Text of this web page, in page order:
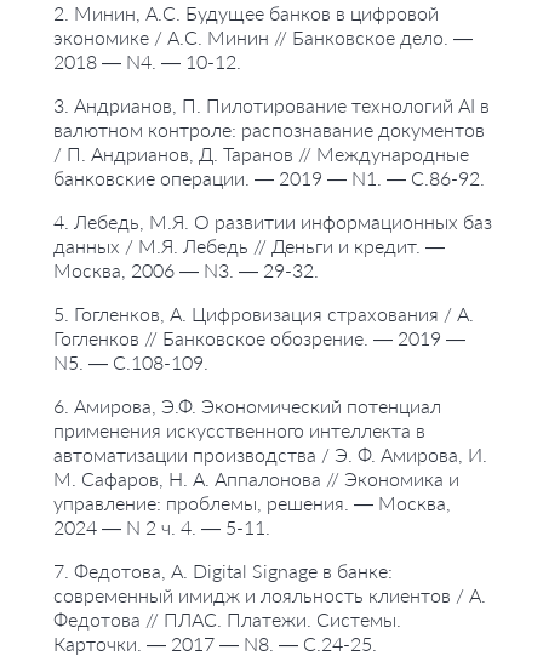
2. Минин, А.С. Будущее банков в цифровой
экономике / А.С. Минин // Банковское дело. —
2018 — N4. — 10-12.
3. Андрианов, П. Пилотирование технологий AI в
валютном контроле: распознавание документов
/ П. Андрианов, Д. Таранов // Международные
банковские операции. — 2019 — N1. — С.86-92.
4. Лебедь, М.Я. О развитии информационных баз
данных / М.Я. Лебедь // Деньги и кредит. —
Москва, 2006 — N3. — 29-32.
5. Гогленков, А. Цифровизация страхования / А.
Гогленков // Банковское обозрение. — 2019 —
N5. — С.108-109.
6. Амирова, Э.Ф. Экономический потенциал
применения искусственного интеллекта в
автоматизации производства / Э. Ф. Амирова, И.
М. Сафаров, Н. А. Аппалонова // Экономика и
управление: проблемы, решения. — Москва,
2024 — N 2 ч. 4. — 5-11.
7. Федотова, А. Digital Signage в банке:
современный имидж и лояльность клиентов / А.
Федотова // ПЛАС. Платежи. Системы.
Карточки. — 2017 — N8. — С.24-25.